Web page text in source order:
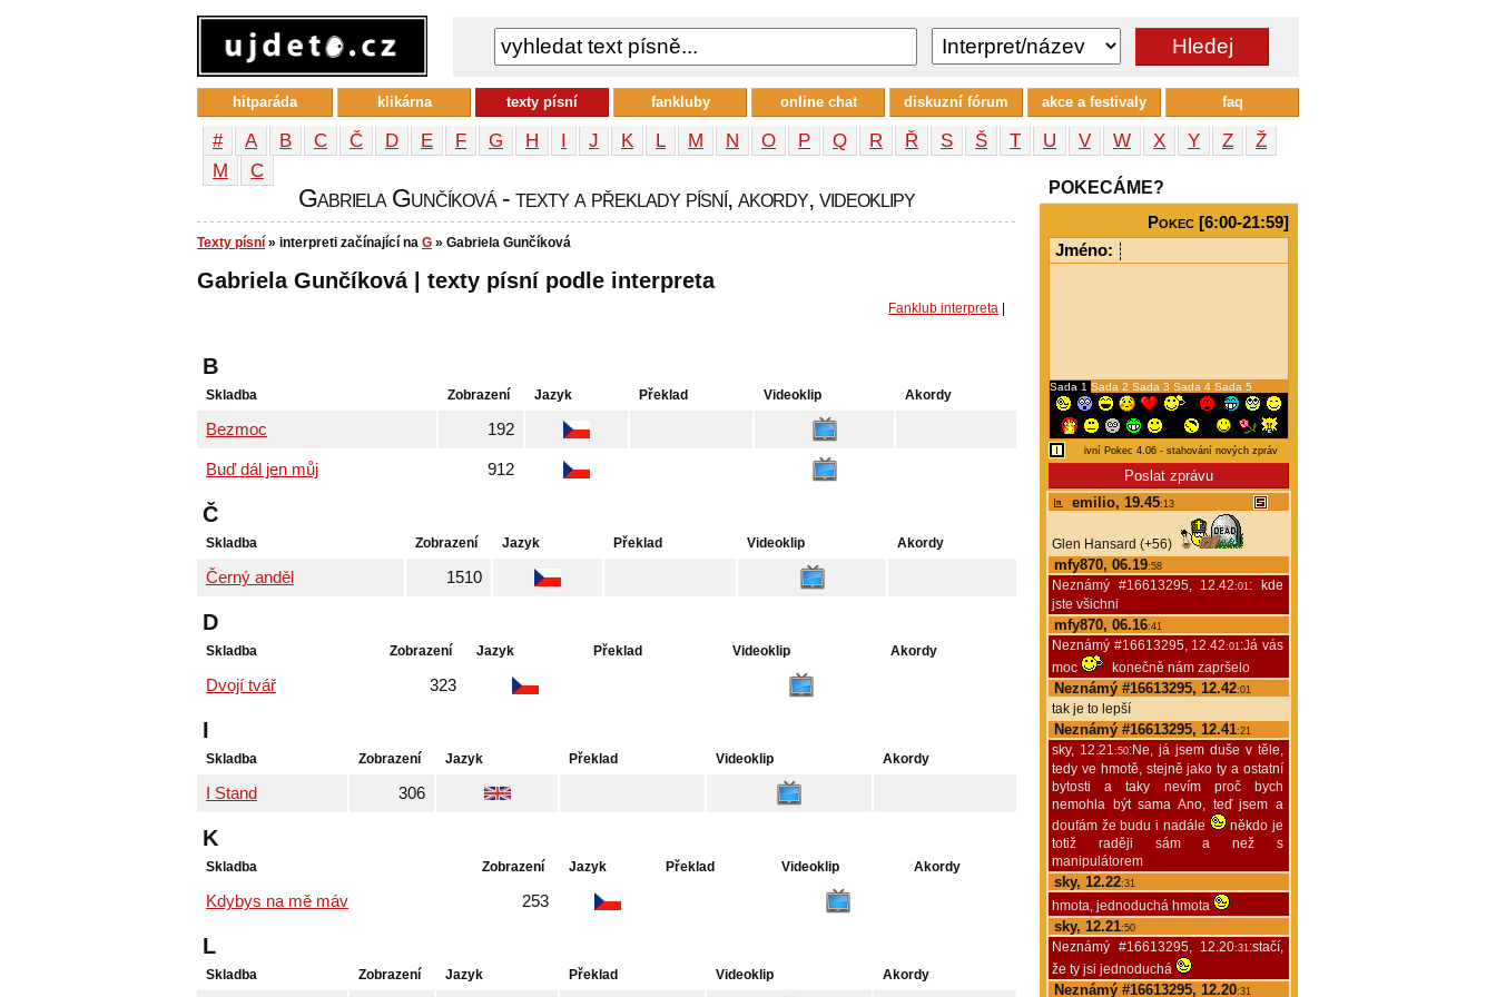
# A B C Č D E F G H I J K L M N O P Q R Ř S Š T U V W X Y Z
Ž
М
С
Gabriela Gunčíková - texty a překlady písní, akordy, videoklipy
Texty písní » interpreti začínající na G » Gabriela Gunčíková
Gabriela Gunčíková | texty písní podle interpreta
Fanklub interpreta
B
Skladba Zobrazení Jazyk Překlad Videoklip Akordy
Bezmoc 192
Buď dál jen můj 912
Č
Skladba Zobrazení Jazyk Překlad Videoklip Akordy
Černý anděl 1510
D
Skladba Zobrazení Jazyk Překlad Videoklip Akordy
Dvojí tvář 323
I
Skladba Zobrazení Jazyk Překlad Videoklip Akordy
I Stand 306
K
Skladba Zobrazení Jazyk Překlad Videoklip Akordy
Kdybys na mě máv 253
L
Skladba Zobrazení Jazyk Překlad Videoklip Akordy
POKECÁME?
Pokec [6:00-21:59]
Jméno:
Sada 1 Sada 2 Sada 3 Sada 4 Sada 5
emilio, 19.45:13
Glen Hansard (+56)
mfy870, 06.19:58
Neznámý #16613295, 12.42:01: kde
jste všichni
mfy870, 06.16:41
Neznámý #16613295, 12.42:01:Já vás
moc
konečně nám zapršelo
Neznámý #16613295, 12.42:01
tak je to lepší
Neznámý #16613295, 12.41:21
sky, 12.21:50:Ne, já jsem duše v těle,
tedy ve hmotě, stejně jako ty a ostatní
bytosti a taky nevím proč bych
nemohla být sama Ano, teď jsem a
doufám že budu i nadále
někdo je
totiž raději sám a než s
manipulátorem
sky, 12.22:31
hmota, jednoduchá hmota
sky, 12.21:50
Neznámý #16613295, 12.20:31:stačí,
že ty jsi jednoduchá
Neznámý #16613295, 12.20:31
hitparáda klikárna texty písní fankluby online chat diskuzní fórum akce a festivaly faq